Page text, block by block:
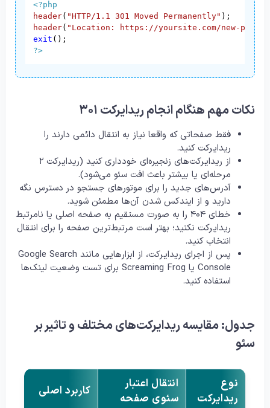
<?php
header( "HTTP/1.1 301 Moved Permanently"
header( "Location: https://yoursite.com/new-
exit
?>
نکات مهم هنگام انجام ریدایرکت ۳۰۱
فقط صفحاتی که واقعا نیاز به انتقال دائمی دارند را
ریدایرکت کنید.
از ریدایرکت‌های زنجیره‌ای خودداری کنید (ریدایرکت ۲
مرحله‌ای یا بیشتر باعث افت سئو می‌شود).
آدرس‌های جدید را برای موتورهای جستجو در دسترس نگه
دارید و از ایندکس شدن آن‌ها مطمئن شوید.
خطای ۴۰۴ را به صورت مستقیم به صفحه اصلی یا نامرتبط
ریدایرکت نکنید؛ بهتر است مرتبط‌ترین صفحه را برای انتقال
انتخاب کنید.
پس از اجرای ریدایرکت، از ابزارهایی مانند Google Search
Console یا Screaming Frog برای تست وضعیت لینک‌ها
استفاده کنید.
جدول: مقایسه ریدایرکت‌های مختلف و تاثیر بر
سئو
نوع
ریدایرکت
انتقال اعتبار
سئوی صفحه
کاربرد اصلی